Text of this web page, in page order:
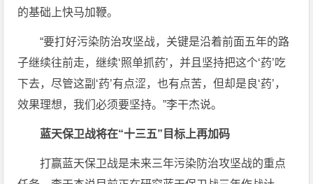
的基础上快马加鞭。
“要打好污染防治攻坚战，关键是沿着前面五年的路
子继续往前走，继续‘照单抓药’，并且坚持把这个‘药’吃
下去，尽管这副‘药’有点涩，也有点苦，但却是良‘药’，
效果理想，我们必须要坚持。”李干杰说。
蓝天保卫战将在“十三五”目标上再加码
打赢蓝天保卫战是未来三年污染防治攻坚战的重点